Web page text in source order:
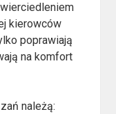
kierowców
poprawiają
na komfort
należą: